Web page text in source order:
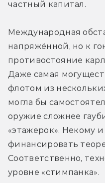
частный капитал.
Международная
напряжённой, но к
противостояние
Даже самая
флотом из
могла бы
оружие сложнее
«этажерок». Некому
финансировать
Соответственно,
уровне «стимпанка».